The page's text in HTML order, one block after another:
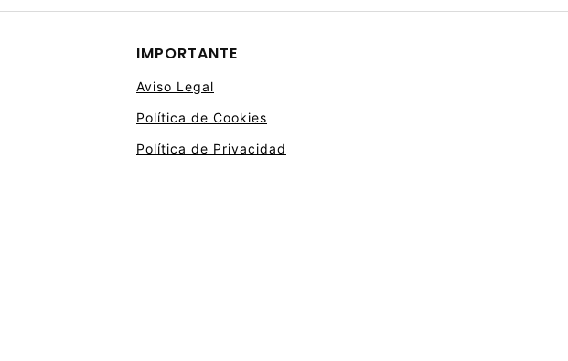
IMPORTANTE
Aviso Legal
Política de Cookies
Política de Privacidad